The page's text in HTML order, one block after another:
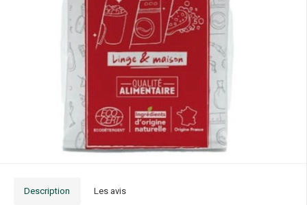
Description Les avis